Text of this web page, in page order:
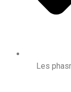
Les